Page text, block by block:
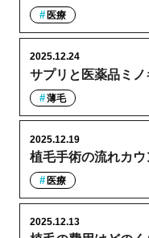
医療
サプリと医薬品ミ
2025.12.24
薄毛
植毛手術の流れカ
2025.12.19
医療
2025.12.13